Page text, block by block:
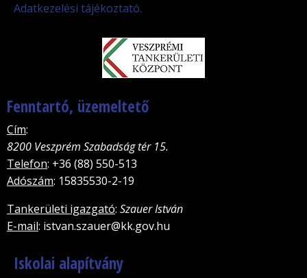
Adatkezelési tájékoztató.
Fenntartó, üzemeltető
Cím:
8200 Veszprém Szabadság tér 15.
Telefon: +36 (88) 550-513
Adószám: 15835530-2-19
Tankerületi igazgató: Szauer István
E-mail: istvan.szauer@kk.gov.hu
Iskolai alapítvány